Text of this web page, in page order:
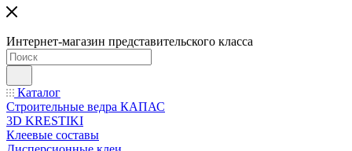
Интернет-магазин представительского класса
Каталог
Строительные ведра КАПАС
3D KRESTIKI
Клеевые составы